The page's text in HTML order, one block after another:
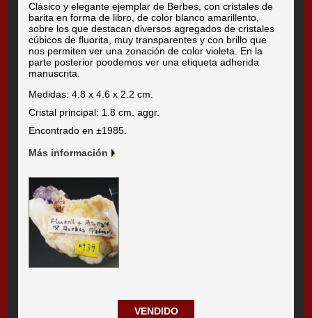
Clásico y elegante ejemplar de Berbes, con cristales de
barita en forma de libro, de color blanco amarillento,
sobre los que destacan diversos agregados de cristales
cúbicos de fluorita, muy transparentes y con brillo que
nos permiten ver una zonación de color violeta. En la
parte posterior poodemos ver una etiqueta adherida
manuscrita.
Medidas: 4.8 x 4.6 x 2.2 cm.
Cristal principal: 1.8 cm. aggr.
Encontrado en ±1985.
Más información
VENDIDO